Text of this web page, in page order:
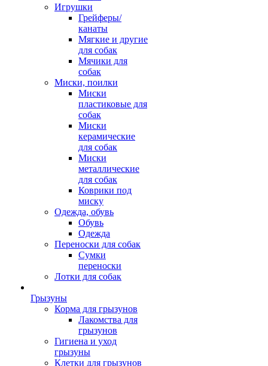
Игрушки
Грейферы/
канаты
Мягкие и другие
для собак
Мячики для
собак
Миски, поилки
Миски
пластиковые для
собак
Миски
керамические
для собак
Миски
металлические
для собак
Коврики под
миску
Одежда, обувь
Обувь
Одежда
Переноски для собак
Сумки
переноски
Лотки для собак
Грызуны
Корма для грызунов
Лакомства для
грызунов
Гигиена и уход
грызуны
Клетки для грызунов